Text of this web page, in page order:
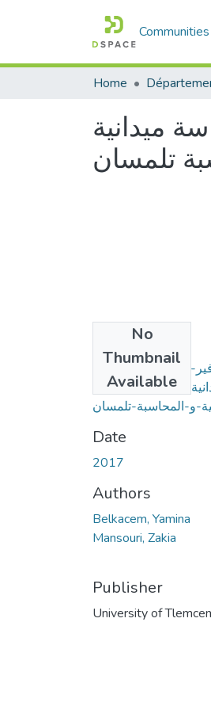
Home
ميدانية
تلمسان
No
Thumbnail
Available
المعلومات-المالية-
مؤسسة-سونلغاز-
Date
2017
Authors
Belkacem, Yamina
Mansouri, Zakia
Publisher
University of Tlemcen